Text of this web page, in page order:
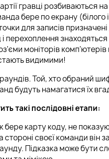
гравці розбиваються
бере по екрану (білого
для записів
знаходяться
моніторів комп'ютерів
видимими!
Той, хто обраний
будуть намагатися їх
такі послідовні етапи:
карту коду, не
стороні своєї команди він
Підказка може бути